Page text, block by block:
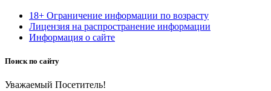
18+ Ограничение информации по возрасту
Лицензия на распространение информации
Информация о сайте
Поиск по сайту
Уважаемый Посетитель!